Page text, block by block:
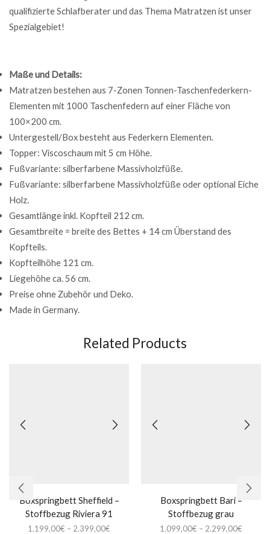
qualifizierte Schlafberater und das Thema Matratzen ist unser
Spezialgebiet!
Maße und Details:
Matratzen bestehen aus 7-Zonen Tonnen-Taschenfederkern-
Elementen mit 1000 Taschenfedern auf einer Fläche von
100×200 cm.
Untergestell/Box besteht aus Federkern Elementen.
Topper: Viscoschaum mit 5 cm Höhe.
Fußvariante: silberfarbene Massivholzfüße.
Fußvariante: silberfarbene Massivholzfüße oder optional Eiche
Holz.
Gesamtlänge inkl. Kopfteil 212 cm.
Gesamtbreite = breite des Bettes + 14 cm Überstand des
Kopfteils.
Kopfteilhöhe 121 cm.
Liegehöhe ca. 56 cm.
Preise ohne Zubehör und Deko.
Made in Germany.
Related Products
Boxspringbett Sheffield –
Stoffbezug Riviera 91
1.199,00€ – 2.399,00€
Boxspringbett Bari –
Stoffbezug grau
1.099,00€ – 2.299,00€